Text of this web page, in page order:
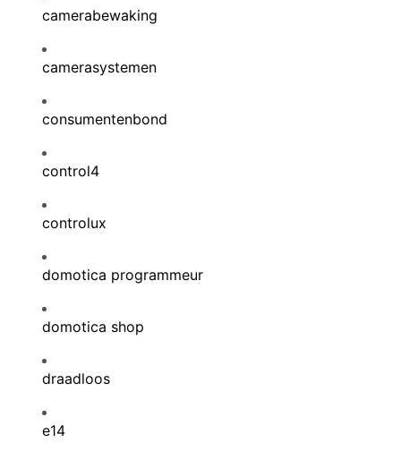
camerabewaking
camerasystemen
consumentenbond
control4
controlux
domotica programmeur
domotica shop
draadloos
e14